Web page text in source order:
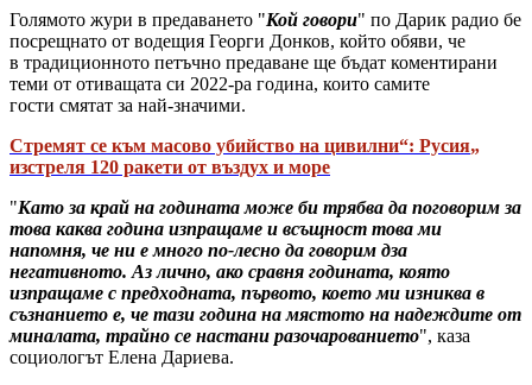
Голямото жури в предаването "Кой говори" по Дарик радио бе
посрещнато от водещия Георги Донков, който обяви, че
в традиционното петъчно предаване ще бъдат коментирани
теми от отиващата си 2022-ра година, които самите
гости смятат за най-значими.
„Стремят се към масово убийство на цивилни“: Русия
изстреля 120 ракети от въздух и море
"Като за край на годината може би трябва да поговорим за
това каква година изпращаме и всъщност това ми
напомня, че ни е много по-лесно да говорим дза
негативното. Аз лично, ако сравня годината, която
изпращаме с предходната, първото, което ми изниква в
съзнанието е, че тази година на мястото на надеждите от
миналата, трайно се настани разочарованието", каза
социологът Елена Дариева.